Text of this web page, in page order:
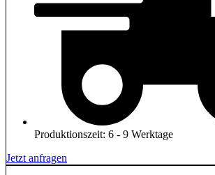
Produktionszeit: 6 - 9 Werktage
Jetzt anfragen